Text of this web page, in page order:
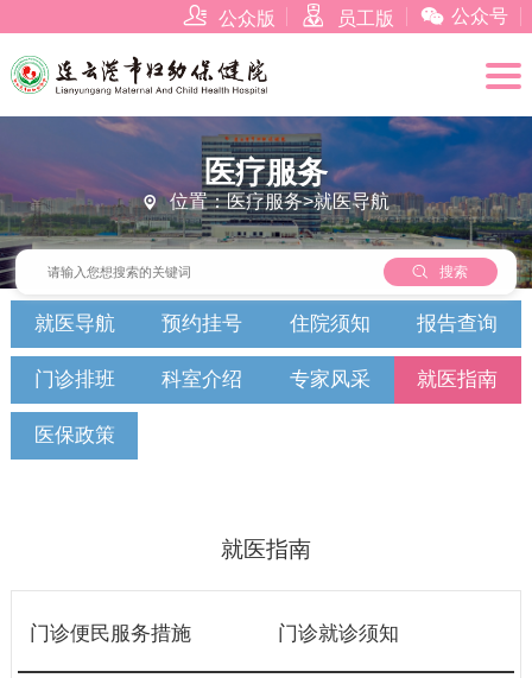
 公众版  员工版  公众号
 搜索
医疗服务
 位置：医疗服务>就医导航
就医导航 预约挂号 住院须知 报告查询
门诊排班 科室介绍 专家风采 就医指南
医保政策
就医指南
门诊便民服务措施 门诊就诊须知